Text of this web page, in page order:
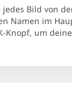
jedes Bild von
Namen im
Knopf, um